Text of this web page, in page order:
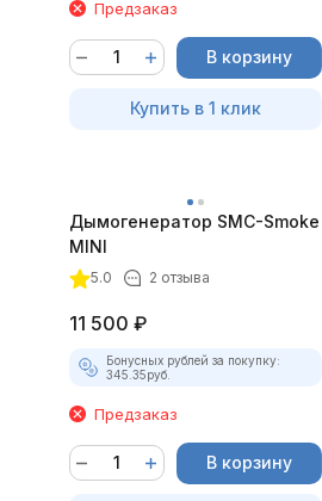
Предзаказ
В корзину
Купить в 1 клик
Дымогенератор SMC-Smoke
MINI
5.0 2 отзыва
11 500 ₽
Бонусных рублей за покупку:
345.35руб.
Предзаказ
В корзину